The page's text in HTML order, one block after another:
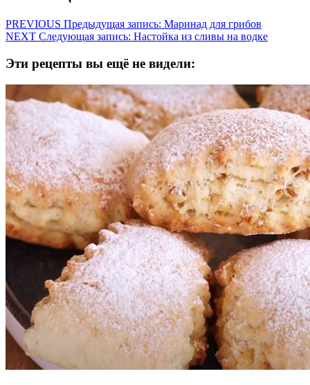
PREVIOUS Предыдущая запись: Маринад для грибов
NEXT Следующая запись: Настойка из сливы на водке
Эти рецепты вы ещё не видели: